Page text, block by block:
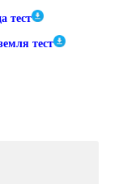
тест
тест